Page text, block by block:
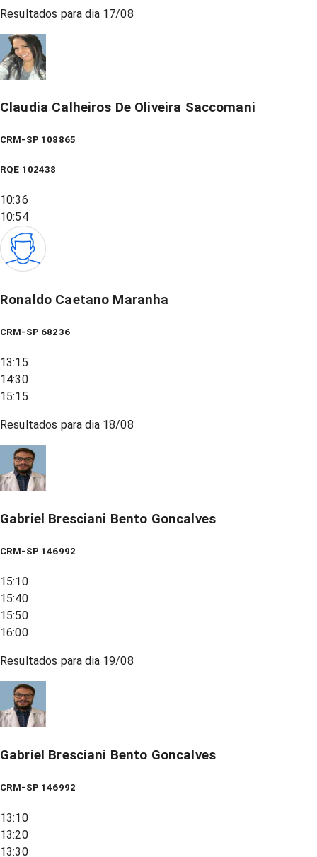
Resultados para dia 17/08
Claudia Calheiros De Oliveira Saccomani
CRM-SP 108865
RQE 102438
10:36
10:54
Ronaldo Caetano Maranha
CRM-SP 68236
13:15
14:30
15:15
Resultados para dia 18/08
Gabriel Bresciani Bento Goncalves
CRM-SP 146992
15:10
15:40
15:50
16:00
Resultados para dia 19/08
Gabriel Bresciani Bento Goncalves
CRM-SP 146992
13:10
13:20
13:30